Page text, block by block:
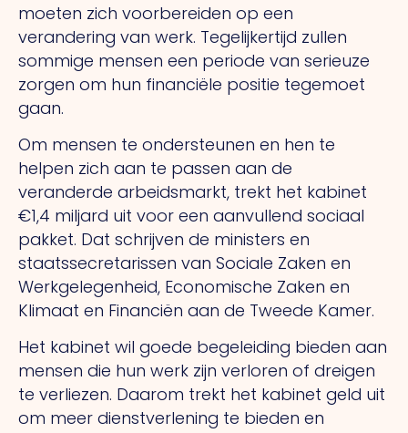
moeten zich voorbereiden op een
verandering van werk. Tegelijkertijd zullen
sommige mensen een periode van serieuze
zorgen om hun financiële positie tegemoet
gaan.
Om mensen te ondersteunen en hen te
helpen zich aan te passen aan de
veranderde arbeidsmarkt, trekt het kabinet
€1,4 miljard uit voor een aanvullend sociaal
pakket. Dat schrijven de ministers en
staatssecretarissen van Sociale Zaken en
Werkgelegenheid, Economische Zaken en
Klimaat en Financiën aan de Tweede Kamer.
Het kabinet wil goede begeleiding bieden aan
mensen die hun werk zijn verloren of dreigen
te verliezen. Daarom trekt het kabinet geld uit
om meer dienstverlening te bieden en